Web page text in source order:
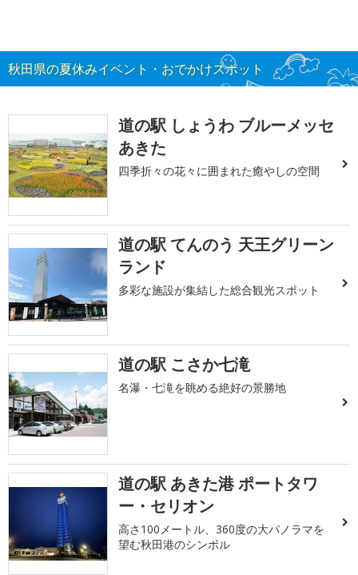
秋田県の夏休みイベント・おでかけスポット
道の駅 しょうわ ブルーメッセ
あきた
四季折々の花々に囲まれた癒やしの空間
道の駅 てんのう 天王グリーン
ランド
多彩な施設が集結した総合観光スポット
道の駅 こさか七滝
名瀑・七滝を眺める絶好の景勝地
道の駅 あきた港 ポートタワ
ー・セリオン
高さ100メートル、360度の大パノラマを
望む秋田港のシンボル